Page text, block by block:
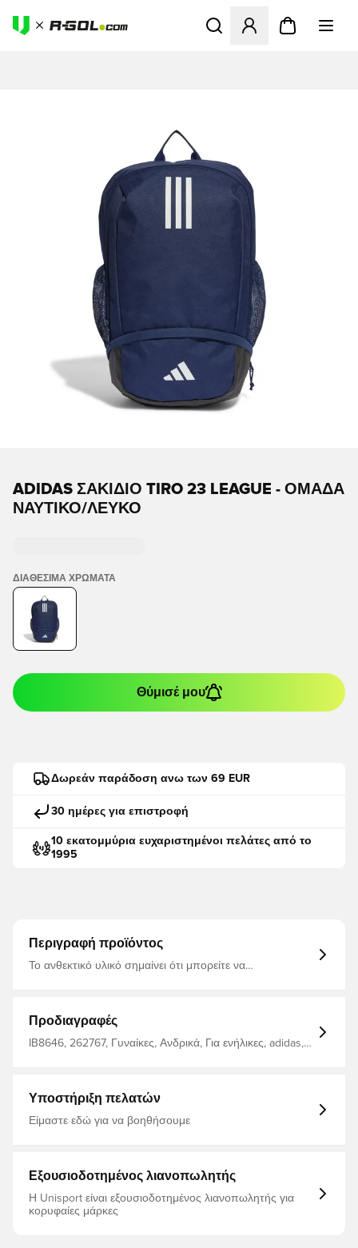
Ανοίγει ένα Modal για να
ADIDAS ΣΑΚΊΔΙΟ TIRO 23 LEAGUE - ΟΜΆΔΑ
ΝΑΥΤΙΚΌ/ΛΕΥΚΌ
ΔΙΑΘΈΣΙΜΑ ΧΡΏΜΑΤΑ
Θύμισέ μου
Δωρεάν παράδοση ανω των 69 EUR
30 ημέρες για επιστροφή
10 εκατομμύρια ευχαριστημένοι πελάτες από το
1995
Περιγραφή προϊόντος
Το ανθεκτικό υλικό σημαίνει ότι μπορείτε να
αυξημένη άνεση Το σακίδιο μπορεί να περιέχει 26,5 L
Κατασκευασμένο από 100% ανακυκλωμένο πολυεστέρα
Προδιαγραφές
IB8646, 262767, Γυναίκες, Ανδρικά, Για ενήλικες, adidas,
Υποστήριξη πελατών
Είμαστε εδώ για να βοηθήσουμε
Εξουσιοδοτημένος λιανοπωλητής
Η Unisport είναι εξουσιοδοτημένος λιανοπωλητής για
κορυφαίες μάρκες